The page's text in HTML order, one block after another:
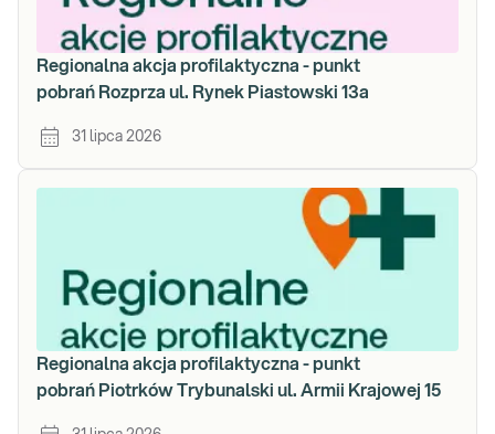
Regionalna akcja profilaktyczna - punkt
pobrań Rozprza ul. Rynek Piastowski 13a
31 lipca 2026
Regionalna akcja profilaktyczna - punkt
pobrań Piotrków Trybunalski ul. Armii Krajowej 15